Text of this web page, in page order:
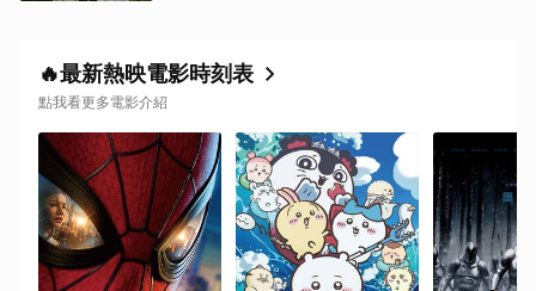
🔥最新熱映電影時刻表
點我看更多電影介紹